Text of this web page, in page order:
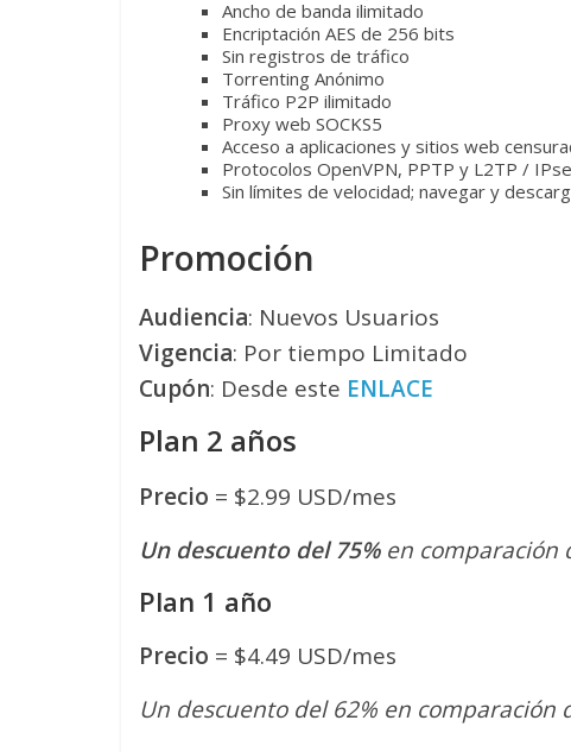
Ancho de banda ilimitado
Encriptación AES de 256 bits
Sin registros de tráfico
Torrenting Anónimo
Tráfico P2P ilimitado
Proxy web SOCKS5
Acceso a aplicaciones y sitios web
Protocolos OpenVPN, PPTP y L2TP /
Sin límites de velocidad; navegar y
Promoción
Audiencia: Nuevos Usuarios
Vigencia: Por tiempo Limitado
Cupón: Desde este ENLACE
Plan 2 años
Precio = $2.99 USD/mes
Un descuento del 75%en comparación
Plan 1 año
Precio = $4.49 USD/mes
Un descuento del 62% en comparación